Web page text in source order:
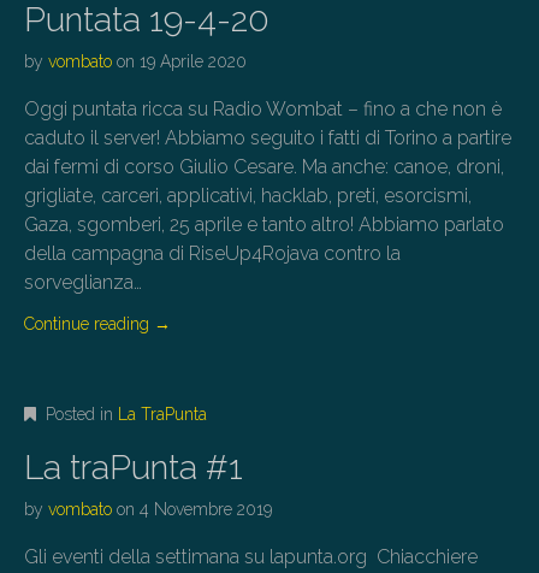
Puntata 19-4-20
by vombato on 19 Aprile 2020
Oggi puntata ricca su Radio Wombat – fino a che non è
caduto il server! Abbiamo seguito i fatti di Torino a partire
dai fermi di corso Giulio Cesare. Ma anche: canoe, droni,
grigliate, carceri, applicativi, hacklab, preti, esorcismi,
Gaza, sgomberi, 25 aprile e tanto altro! Abbiamo parlato
della campagna di RiseUp4Rojava contro la
sorveglianza…
Continue reading →
Posted in La TraPunta
La traPunta #1
by vombato on 4 Novembre 2019
Gli eventi della settimana su lapunta.org Chiacchiere